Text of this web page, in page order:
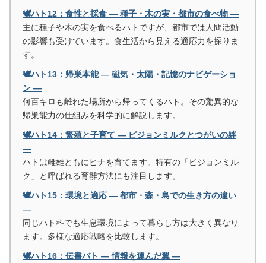
🕊️ハト12：食性と採食 ― 種子・木の実・都市の食べ物 ―
主に種子や木の実を食べるハトですが、都市では人間活動
の影響も受けています。食生活から見える適応力を探りま
す。
🕊️ハト13：帰巣本能 ― 磁気・太陽・記憶のナビゲーショ
ン ―
何百キロも離れた場所から帰ってくるハト。その驚異的な
帰巣能力の仕組みを科学的に解説します。
🕊️ハト14：繁殖と子育て ― ピジョンミルクとつがいの絆
―
ハトは雌雄ともにヒナを育てます。特有の「ピジョンミル
ク」と呼ばれる育雛方法にも注目します。
🕊️ハト15：環境と適応 ― 都市・森・島での生き方の違い
―
同じハト科でも生息環境によって暮らし方は大きく異なり
ます。多様な適応戦略を比較します。
🕊️ハト16：伝書バト ― 情報を運んだ翼 ―